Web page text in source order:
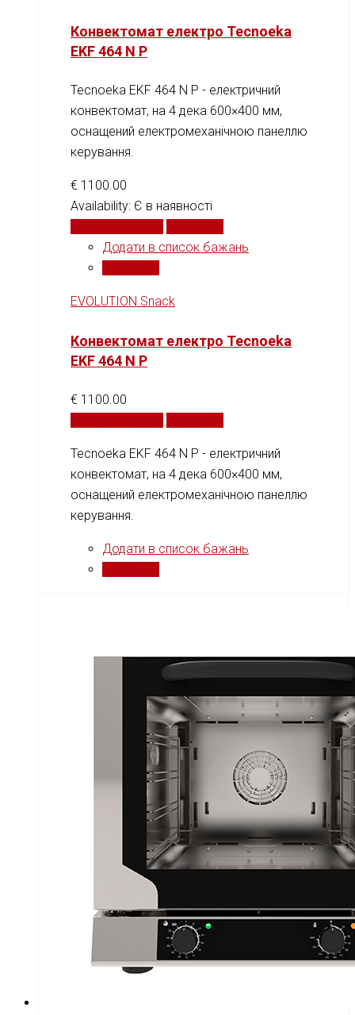
Конвектомат електро Tecnoeka
EKF 464 N P
Tecnoeka EKF 464 N P - електричний
конвектомат, на 4 дека 600×400 мм,
оснащений електромеханічною панеллю
керування.
€ 1100.00
Availability: Є в наявності
Додати в список бажань
EVOLUTION Snack
Конвектомат електро Tecnoeka
EKF 464 N P
€ 1100.00
Tecnoeka EKF 464 N P - електричний
конвектомат, на 4 дека 600×400 мм,
оснащений електромеханічною панеллю
керування.
Додати в список бажань